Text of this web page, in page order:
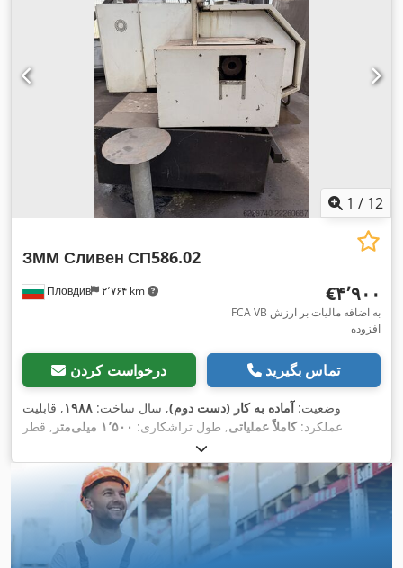
1 / 12
Пловдив ۲٬۷۶۴ km
ЗММ Сливен СП586.02
‎€۴٬۹۰۰
FCA VB به اضافه مالیات بر ارزش
افزوده
درخواست کردن تماس بگیرید
وضعیت:آماده به کار (دست دوم), سال ساخت: ۱۹۸۸, قابلیت
عملکرد:کاملاً عملیاتی, طول تراشکاری: ۱٬۵۰۰ میلی‌متر
, قطر
۵۸۰ میلی‌متر
مسافت حرکت محور Z:
۶۰۰ میلی‌متر, توان موتور اسپیندل:۱۵٬۰۰۰
وات, نوع جریان ورودی: ,